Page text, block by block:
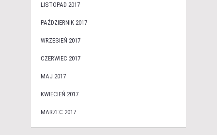
LISTOPAD 2017
PAŹDZIERNIK 2017
WRZESIEŃ 2017
CZERWIEC 2017
MAJ 2017
KWIECIEŃ 2017
MARZEC 2017